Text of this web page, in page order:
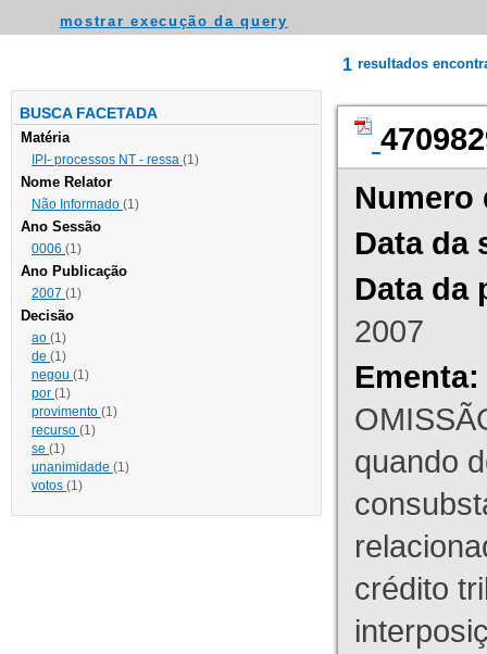
mostrar execução da query
BUSCA FACETADA
Matéria
IPI- processos NT - ressa (1)
Nome Relator
Não Informado (1)
Ano Sessão
0006 (1)
Ano Publicação
2007 (1)
Decisão
ao (1)
de (1)
negou (1)
por (1)
provimento (1)
recurso (1)
se (1)
unanimidade (1)
votos (1)
1 resultados
Numero
Data da
Data da
2007
Ementa:
quando
crédito